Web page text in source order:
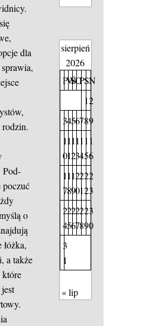
dla
Pod-
o
a także
które
sierpień
2026
PW
ŚCPSN
12
3456789
1
0
1
1
1
2
1
3
1
4
1
5
1
6
1
7
1
8
1
9
2
0
2
1
2
2
2
3
2
4
2
5
2
6
2
7
2
8
2
9
3
0
3
1
« lip